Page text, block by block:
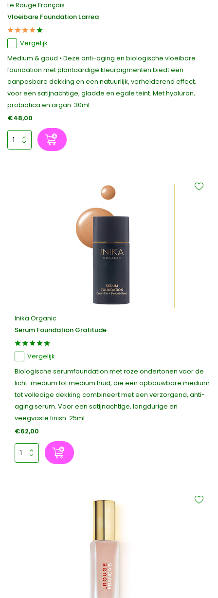
Le Rouge Français
Vloeibare Foundation Larrea
Vergelijk
Medium & goud • Deze anti-aging en biologische vloeibare
foundation met plantaardige kleurpigmenten biedt een
aanpasbare dekking en een natuurlijk, verhelderend effect,
voor een satijnachtige, gladde en egale teint. Met hyaluron,
probiotica en argan. 30ml
€48,00
Inika Organic
Serum Foundation Gratitude
Vergelijk
Biologische serumfoundation met roze ondertonen voor de
licht-medium tot medium huid, die een opbouwbare medium
tot volledige dekking combineert met een verzorgend, anti-
aging serum. Voor een satijnachtige, langdurige en
veegvaste finish. 25ml
€62,00